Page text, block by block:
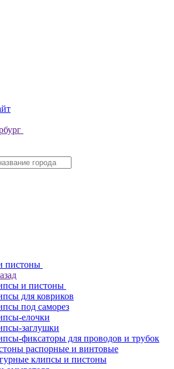
пистоны
и пистоны
для ковриков
под саморез
елочки
заглушки
фиксаторы для проводов и трубок
распорные и винтовые
клипсы и пистоны